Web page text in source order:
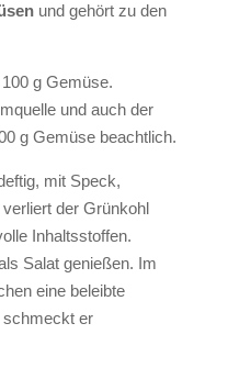
und gehört zu den
g Gemüse.
und auch der
g Gemüse beachtlich.
mit Speck,
der Grünkohl
Inhaltsstoffen.
Salat genießen. Im
eine beleibte
schmeckt er